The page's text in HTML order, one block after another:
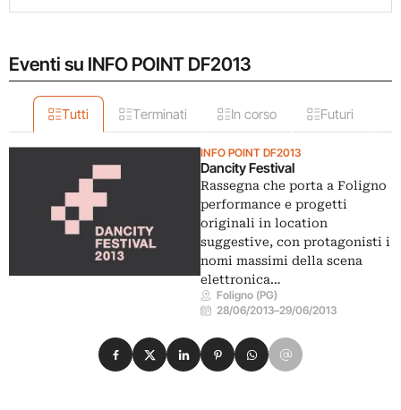
Eventi su INFO POINT DF2013
Tutti Terminati In corso Futuri
INFO POINT DF2013
Dancity Festival
Rassegna che porta a Foligno
performance e progetti
originali in location
suggestive, con protagonisti i
nomi massimi della scena
elettronica…
Foligno (PG)
28/06/2013–29/06/2013
Condividi su Facebook
Condividi su X
Condividi su LinkedIn
Condividi su Pinterest
Condividi su WhatsApp
Condividi su Email